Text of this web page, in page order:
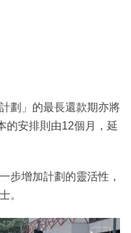
劃」的最長還款期亦將
的安排則由12個月，延
步增加計劃的靈活性，
。